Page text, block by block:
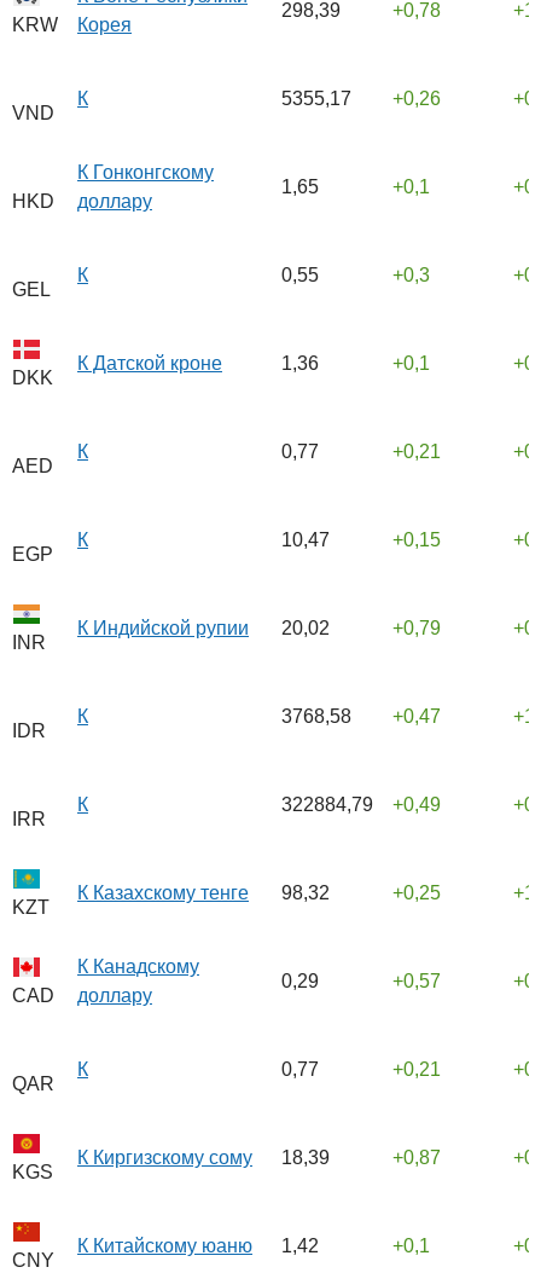
KRW
Корея
298,39 0,78
VND
К 5355,17 0,26
HKD
К Гонконгскому
доллару
1,65 0,1
GEL
К 0,55 0,3
DKK
К Датской кроне 1,36 0,1
AED
К 0,77 0,21
EGP
К 10,47 0,15
INR
К Индийской рупии 20,02 0,79
IDR
К 3768,58 0,47
IRR
К 322884,79 0,49
KZT
К Казахскому тенге 98,32 0,25
CAD
К Канадскому
доллару
0,29 0,57
QAR
К 0,77 0,21
KGS
К Киргизскому сому 18,39 0,87
CNY
К Китайскому юаню 1,42 0,1